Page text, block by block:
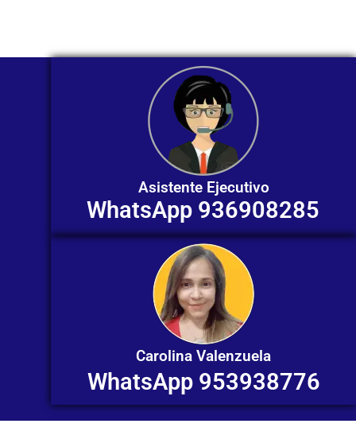
Asistente Ejecutivo
WhatsApp 936908285
Carolina Valenzuela
WhatsApp 953938776